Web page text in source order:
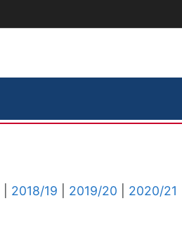
2018/19 2019/20
2020/21